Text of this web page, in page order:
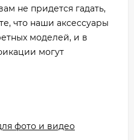
не придется гадать,
что наши аксессуары
моделей, и в
могут
фото и видео